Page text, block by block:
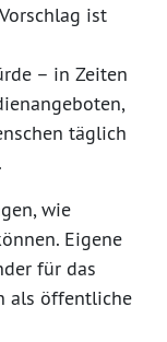
ist
– in Zeiten
täglich
wie
Eigene
für das
als öffentliche